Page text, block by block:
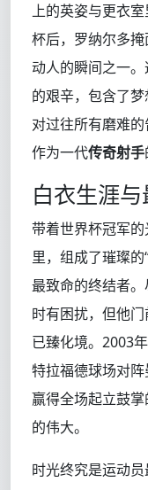
上的英姿与更衣
杯后，罗纳尔多
动人的瞬间之一
的艰辛，包含了
对过往所有磨难
作为一代传奇射手
白衣生涯
带着世界杯冠军
里，组成了璀璨
最致命的终结者
时有困扰，但他
已臻化境。2003
特拉福德球场对
赢得全场起立鼓
的伟大。
时光终究是运动